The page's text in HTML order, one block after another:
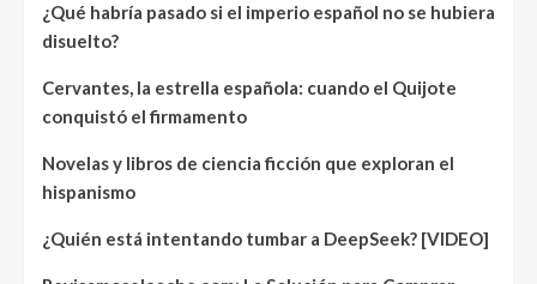
¿Qué habría pasado si el imperio español no se hubiera
disuelto?
Cervantes, la estrella española: cuando el Quijote
conquistó el firmamento
Novelas y libros de ciencia ficción que exploran el
hispanismo
¿Quién está intentando tumbar a DeepSeek? [VIDEO]